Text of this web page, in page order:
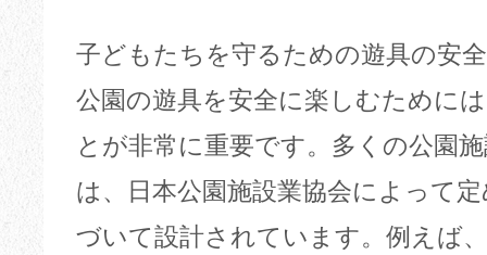
子どもたちを守るための遊具の安
公園の遊具を安全に楽しむために
とが非常に重要です。多くの公園
は、日本公園施設業協会によって
づいて設計されています。例えば